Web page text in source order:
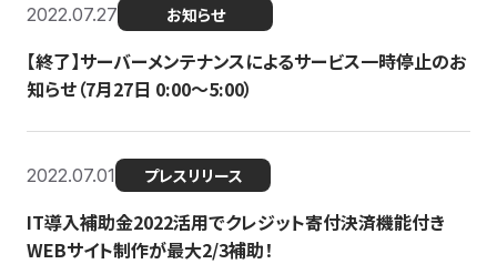
2022.07.27 お知らせ
【終了】サーバーメンテナンスによるサービス一時停止のお
知らせ（7月27日 0:00〜5:00）
2022.07.01 プレスリリース
IT導入補助金2022活用でクレジット寄付決済機能付き
WEBサイト制作が最大2/3補助！